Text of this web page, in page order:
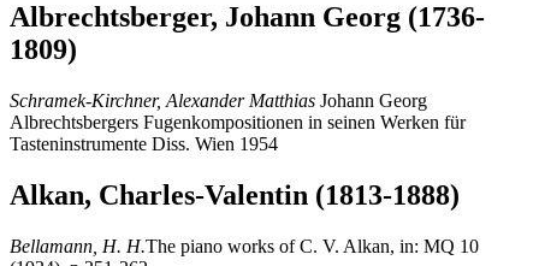
Albrechtsberger, Johann Georg (1736-
1809)
Schramek-Kirchner, Alexander Matthias Johann Georg
Albrechtsbergers Fugenkompositionen in seinen Werken für
Tasteninstrumente Diss. Wien 1954
Alkan, Charles-Valentin (1813-1888)
Bellamann, H. H.The piano works of C. V. Alkan, in: MQ 10